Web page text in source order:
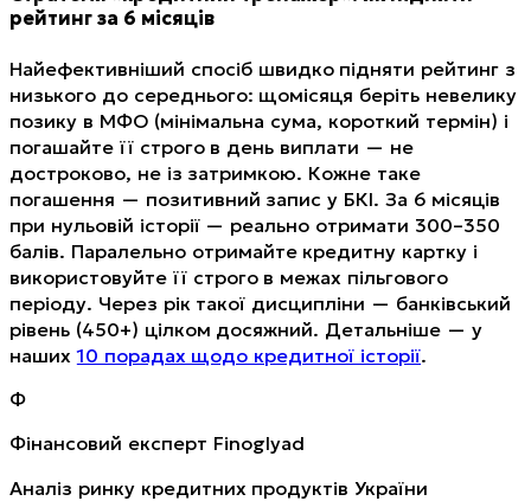
рейтинг за 6 місяців
Найефективніший спосіб швидко підняти рейтинг з
низького до середнього: щомісяця беріть невелику
позику в МФО (мінімальна сума, короткий термін) і
погашайте її строго в день виплати — не
достроково, не із затримкою. Кожне таке
погашення — позитивний запис у БКІ. За 6 місяців
при нульовій історії — реально отримати 300–350
балів. Паралельно отримайте кредитну картку і
використовуйте її строго в межах пільгового
періоду. Через рік такої дисципліни — банківський
рівень (450+) цілком досяжний. Детальніше — у
наших10 порадах щодо кредитної історії.
Ф
Фінансовий експерт Finoglyad
Аналіз ринку кредитних продуктів України